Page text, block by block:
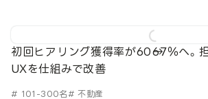
初回ヒアリング獲得率が60→67％へ。
UXを仕組みで改善
# 101-300名# 不動産